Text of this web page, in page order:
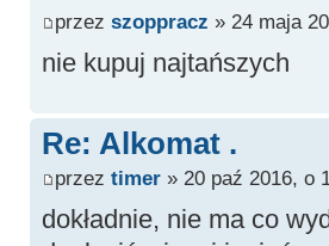
przez szoppracz » 24 maja
nie kupuj najtańszych
Re: Alkomat .
przez timer» 20 paź 2016, o
dokładnie, nie ma co